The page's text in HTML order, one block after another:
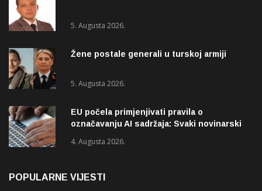
5. Augusta 2026.
Žene postale generali u turskoj armiji
5. Augusta 2026.
EU počela primjenjivati pravila o
označavanju AI sadržaja: Svaki novinarski
4. Augusta 2026.
POPULARNE VIJESTI